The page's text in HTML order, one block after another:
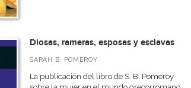
Diosas, rameras, esposas y esclavas
SARAH B. POMEROY
La publicación del libro de S. B. Pomeroy